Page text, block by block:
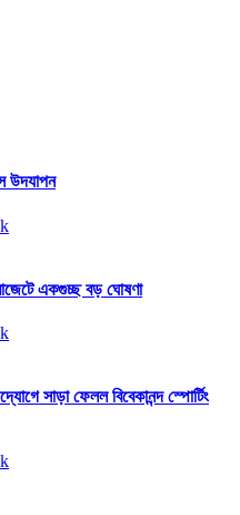
উদযাপন
বাজেটে একগুচ্ছ বড় ঘোষণা
সাড়া ফেলল বিবেকানন্দ স্পোর্টিং